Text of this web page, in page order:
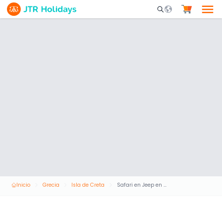
Mobile Search
Inicio Grecia Isla de Creta Safari en Jeep en Creta y Cueva de Zeus con Almuerzo, Bebidas y Traslado